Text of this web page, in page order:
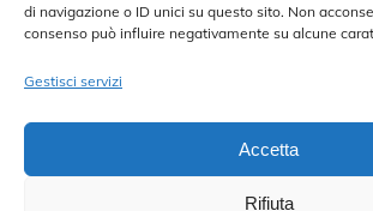
di navigazione o ID unici su questo sito. Non
consenso può influire negativamente su alcune
Gestisci servizi
Accetta
Rifiuta
Privacy Policy